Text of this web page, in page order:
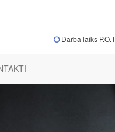
Darba laiks